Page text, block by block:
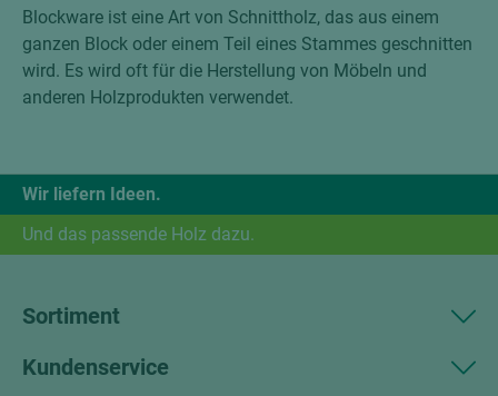
Blockware ist eine Art von Schnittholz, das aus einem
ganzen Block oder einem Teil eines Stammes geschnitten
wird. Es wird oft für die Herstellung von Möbeln und
anderen Holzprodukten verwendet.
Wir liefern Ideen.
Und das passende Holz dazu.
Sortiment
Kundenservice